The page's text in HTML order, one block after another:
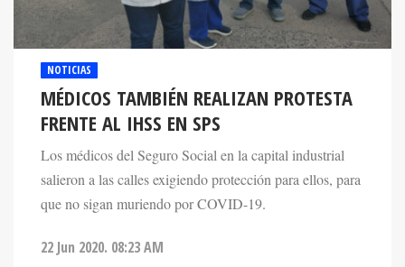
NOTICIAS
MÉDICOS TAMBIÉN REALIZAN PROTESTA
FRENTE AL IHSS EN SPS
Los médicos del Seguro Social en la capital industrial
salieron a las calles exigiendo protección para ellos, para
que no sigan muriendo por COVID-19.